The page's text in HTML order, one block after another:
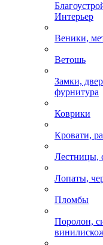
Интерьер
Веники,
Ветошь
Замки,
фурнитура
Коврики
Кровати,
Лестницы,
Лопаты,
Пломбы
Поролон,